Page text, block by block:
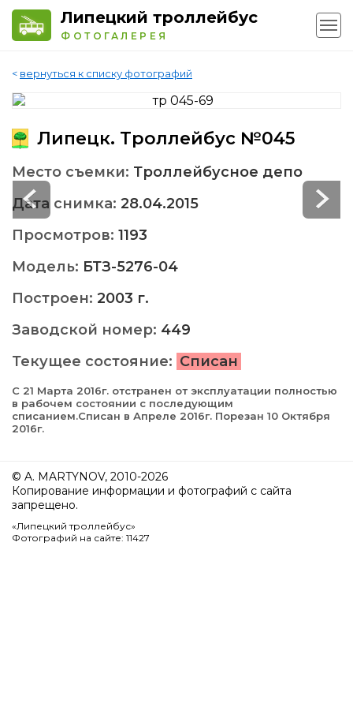
Липецкий троллейбус
ФОТОГАЛЕРЕЯ
< вернуться к списку фотографий
Липецк. Троллейбус №045
Место съемки: Троллейбусное депо
Дата снимка: 28.04.2015
Просмотров: 1193
Модель: БТЗ-5276-04
Построен: 2003 г.
Заводской номер: 449
Текущее состояние: Списан
С 21 Марта 2016г. отстранен от эксплуатации полностью
в рабочем состоянии с последующим
списанием.Списан в Апреле 2016г. Порезан 10 Октября
2016г.
© A. MARTYNOV, 2010-2026
Копирование информации и фотографий с сайта
запрещено.
«Липецкий троллейбус»
Фотографий на сайте: 11427